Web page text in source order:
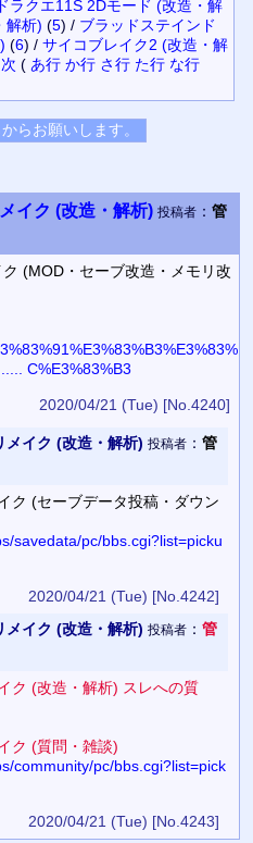
ラクエ11S 2Dモード (改造・解
解析) (5) / ブラッドステインド
(6) / サイコブレイク2 (改造・解
( あ行 か行 さ行 た行 な行
イク (改造・解析) 投稿者： 管
(MOD・セーブ改造・メモリ改
C%E3%83%B3
2020/04/21 (Tue) [No.4240]
メイク (改造・解析) 投稿者： 管
ク (セーブデータ投稿・ダウン
savedata/pc/bbs.cgi?list=picku
2020/04/21 (Tue) [No.4242]
メイク (改造・解析) 投稿者： 管
ク (改造・解析) スレへの質
ク (質問・雑談)
community/pc/bbs.cgi?list=pick
2020/04/21 (Tue) [No.4243]